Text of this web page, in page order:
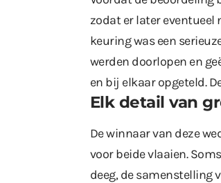
zodat er later eventueel
keuring was een
werden doorlopen en
en bij elkaar opgeteld.
Elk detail van
De winnaar van deze
voor beide vlaaien.
deeg, de samenstelling